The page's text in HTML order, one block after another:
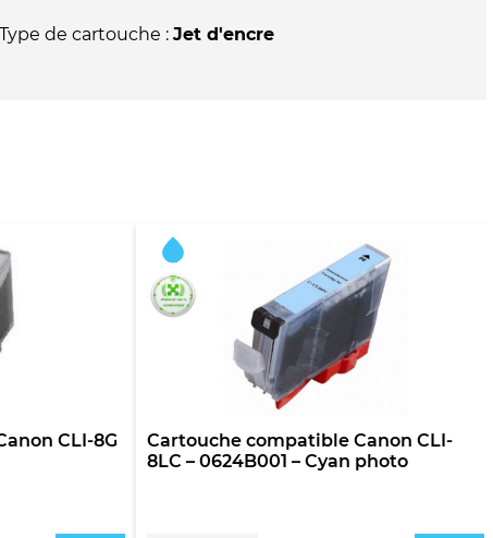
-
Type de cartouche : Jet d'encre
CLI-8G
Cartouche compatible Canon CLI-
8LC – 0624B001 – Cyan photo